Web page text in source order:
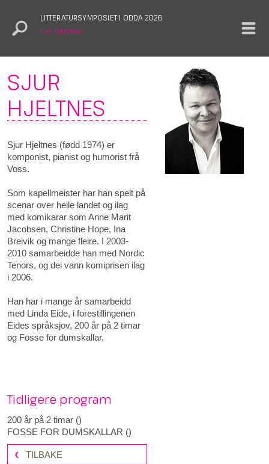
LITTERATURSYMPOSIET I ODDA 2026
1.–4. oktober
SJUR
HJELTNES
Sjur Hjeltnes (fødd 1974) er
komponist, pianist og humorist frå
Voss.
Som kapellmeister har han spelt på
scenar over heile landet og ilag
med komikarar som Anne Marit
Jacobsen, Christine Hope, Ina
Breivik og mange fleire. I 2003-
2010 samarbeidde han med Nordic
Tenors, og dei vann komiprisen ilag
i 2006.
Han har i mange år samarbeidd
med Linda Eide, i forestillingenen
Eides språksjov, 200 år på 2 timar
og Fosse for dumskallar.
Tidligere program
200 år på 2 timar ()
FOSSE FOR DUMSKALLAR ()
TILBAKE